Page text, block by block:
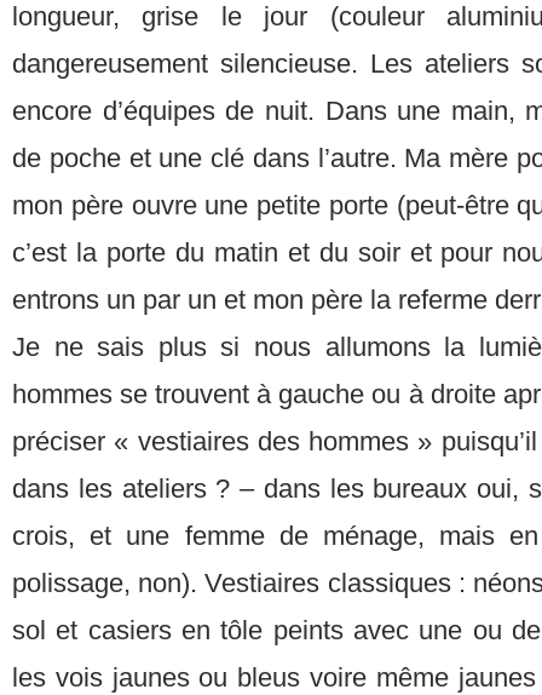
longueur, grise le jour (couleur
dangereusement silencieuse. Les ateliers
encore d’équipes de nuit. Dans une main,
de poche et une clé dans l’autre. Ma mère
mon père ouvre une petite porte (peut-être
c’est la porte du matin et du soir et pour
entrons un par un et mon père la referme
Je ne sais plus si nous allumons la
hommes se trouvent à gauche ou à droite
préciser « vestiaires des hommes »
dans les ateliers ? – dans les bureaux oui,
crois, et une femme de ménage, mais
polissage, non). Vestiaires classiques :
sol et casiers en tôle peints avec une ou
les vois jaunes ou bleus voire même